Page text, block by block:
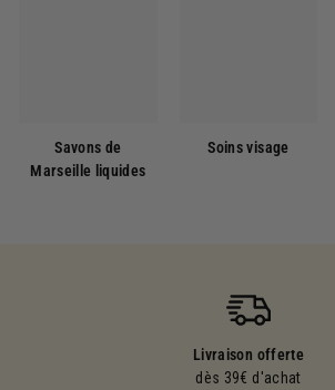
Savons de
Marseille liquides
Soins visage
Livraison offerte
dès 39€ d'achat